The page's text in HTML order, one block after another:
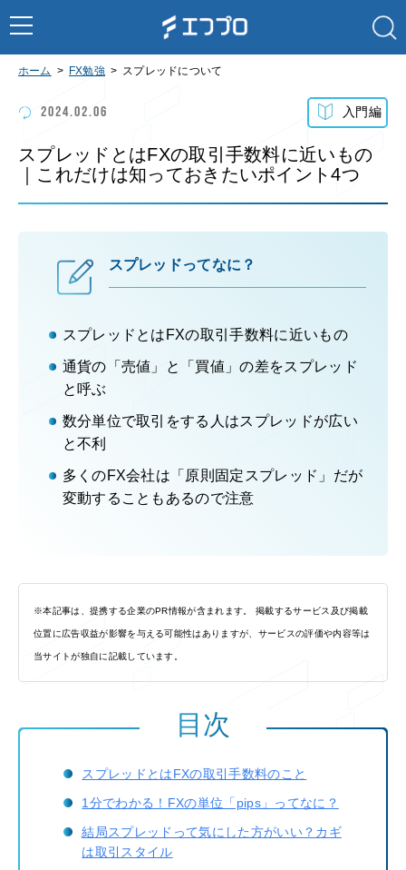
ホーム FX勉強 スプレッドについて
2024.02.06 入門編
スプレッドとはFXの取引手数料に近いもの
｜これだけは知っておきたいポイント4つ
スプレッドってなに？
スプレッドとはFXの取引手数料に近いもの
通貨の「売値」と「買値」の差をスプレッド
と呼ぶ
数分単位で取引をする人はスプレッドが広い
と不利
多くのFX会社は「原則固定スプレッド」だが
変動することもあるので注意
※本記事は、提携する企業のPR情報が含まれます。 掲載するサービス及び掲載
位置に広告収益が影響を与える可能性はありますが、サービスの評価や内容等は
当サイトが独自に記載しています。
目次
スプレッドとはFXの取引手数料のこと
1分でわかる！FXの単位「pips」ってなに？
結局スプレッドって気にした方がいい？カギ
は取引スタイル